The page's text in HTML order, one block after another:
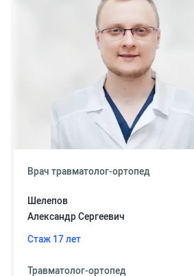
Врач травматолог-ортопед
Шелепов
Александр Сергеевич
Стаж 17 лет
Травматолог-ортопед